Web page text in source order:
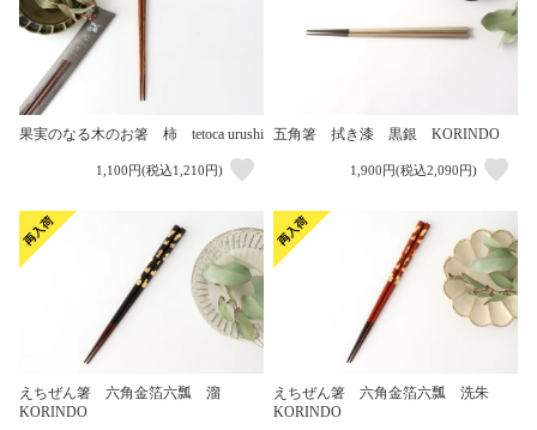
果実のなる木のお箸 柿 tetoca urushi
1,100円(税込1,210円)
五角箸 拭き漆 黒銀 KORINDO
1,900円(税込2,090円)
えちぜん箸 六角金箔六瓢 溜
KORINDO
えちぜん箸 六角金箔六瓢 洗朱
KORINDO